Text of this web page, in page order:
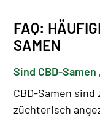
FAQ:
SAMEN
Sind CBD-
CBD-Samen sind
züchterisch